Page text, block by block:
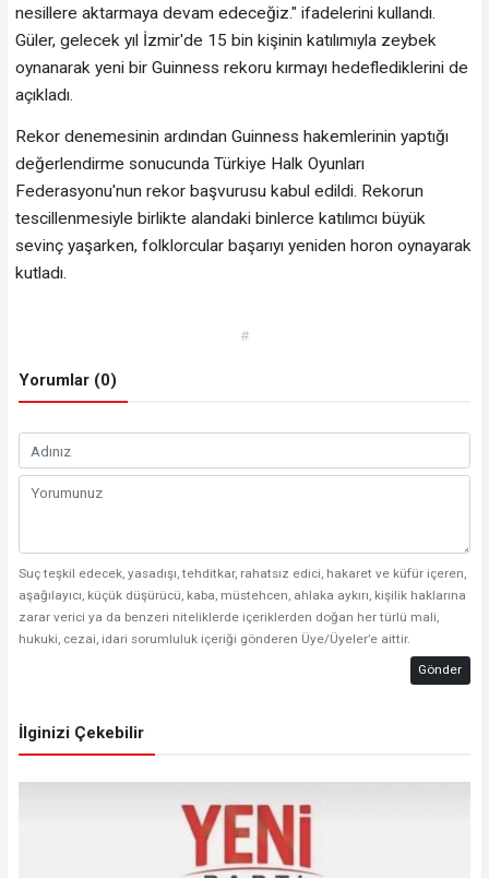
nesillere aktarmaya devam edeceğiz." ifadelerini kullandı.
Güler, gelecek yıl İzmir'de 15 bin kişinin katılımıyla zeybek
oynanarak yeni bir Guinness rekoru kırmayı hedeflediklerini de
açıkladı.
Rekor denemesinin ardından Guinness hakemlerinin yaptığı
değerlendirme sonucunda Türkiye Halk Oyunları
Federasyonu'nun rekor başvurusu kabul edildi. Rekorun
tescillenmesiyle birlikte alandaki binlerce katılımcı büyük
sevinç yaşarken, folklorcular başarıyı yeniden horon oynayarak
kutladı.
#
Yorumlar (0)
Suç teşkil edecek, yasadışı, tehditkar, rahatsız edici, hakaret ve küfür içeren,
aşağılayıcı, küçük düşürücü, kaba, müstehcen, ahlaka aykırı, kişilik haklarına
zarar verici ya da benzeri niteliklerde içeriklerden doğan her türlü mali,
hukuki, cezai, idari sorumluluk içeriği gönderen Üye/Üyeler’e aittir.
Gönder
İlginizi Çekebilir